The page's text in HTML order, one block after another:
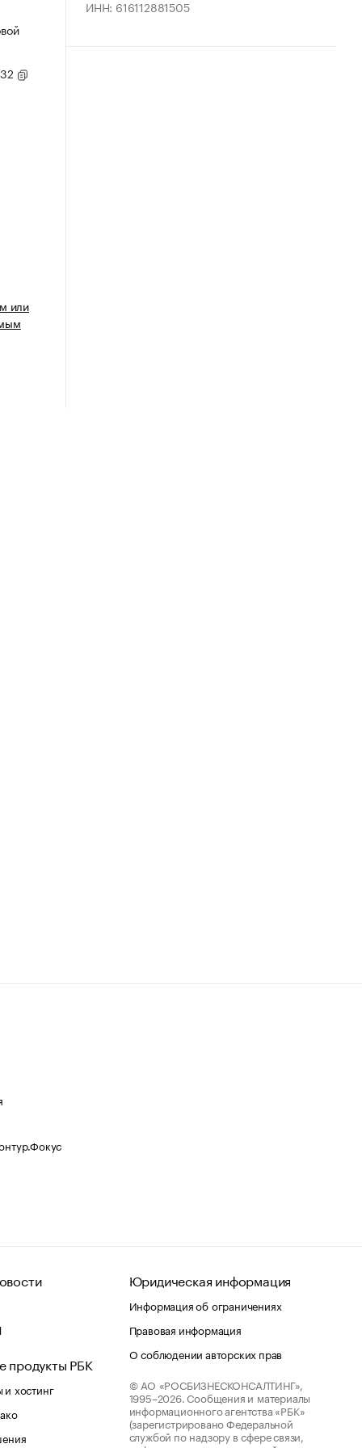
или
ИНН: 616112881505
продукты РБК
хостинг
Юридическая информация
Информация об ограничениях
Правовая информация
О соблюдении авторских прав
© АО «РОСБИЗНЕСКОНСАЛТИНГ»,
1995–2026. Сообщения и материалы
информационного агентства «РБК»
(зарегистрировано Федеральной
службой по надзору в сфере связи,